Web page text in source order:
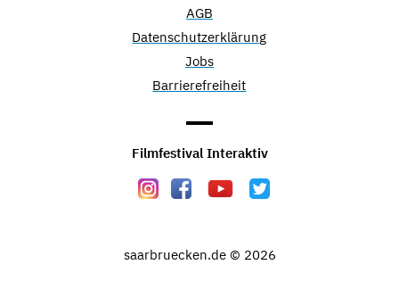
AGB
Datenschutzerklärung
Jobs
Barrierefreiheit
Filmfestival Interaktiv
saarbruecken.de © 2026